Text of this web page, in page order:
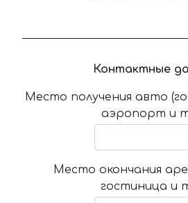
Контактные
Место получения авто
аэропорт и
Место окончания
гостиница и